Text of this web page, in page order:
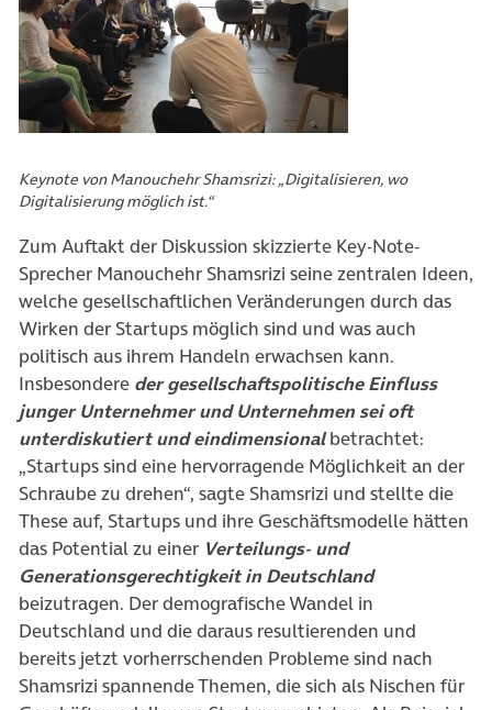
Keynote von Manouchehr Shamsrizi: „Digitalisieren, wo
Digitalisierung möglich ist.“
Zum Auftakt der Diskussion skizzierte Key-Note-
Sprecher Manouchehr Shamsrizi seine zentralen Ideen,
welche gesellschaftlichen Veränderungen durch das
Wirken der Startups möglich sind und was auch
politisch aus ihrem Handeln erwachsen kann.
Insbesondere der gesellschaftspolitische Einfluss
junger Unternehmer und Unternehmen sei oft
unterdiskutiert und eindimensionalbetrachtet:
„Startups sind eine hervorragende Möglichkeit an der
Schraube zu drehen“, sagte Shamsrizi und stellte die
These auf, Startups und ihre Geschäftsmodelle hätten
das Potential zu einer Verteilungs- und
Generationsgerechtigkeit in Deutschland
beizutragen. Der demografische Wandel in
Deutschland und die daraus resultierenden und
bereits jetzt vorherrschenden Probleme sind nach
Shamsrizi spannende Themen, die sich als Nischen für